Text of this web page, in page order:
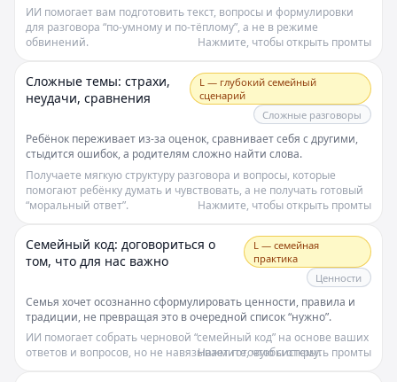
ИИ помогает вам подготовить текст, вопросы и формулировки
для разговора “по‑умному и по‑тёплому”, а не в режиме
обвинений.
Нажмите, чтобы открыть промты
Сложные темы: страхи,
неудачи, сравнения
L — глубокий семейный
сценарий
Сложные разговоры
Ребёнок переживает из‑за оценок, сравнивает себя с другими,
стыдится ошибок, а родителям сложно найти слова.
Получаете мягкую структуру разговора и вопросы, которые
помогают ребёнку думать и чувствовать, а не получать готовый
“моральный ответ”.
Нажмите, чтобы открыть промты
Семейный код: договориться о
том, что для нас важно
L — семейная
практика
Ценности
Семья хочет осознанно сформулировать ценности, правила и
традиции, не превращая это в очередной список “нужно”.
ИИ помогает собрать черновой “семейный код” на основе ваших
ответов и вопросов, но не навязывает готовую систему.
Нажмите, чтобы открыть промты